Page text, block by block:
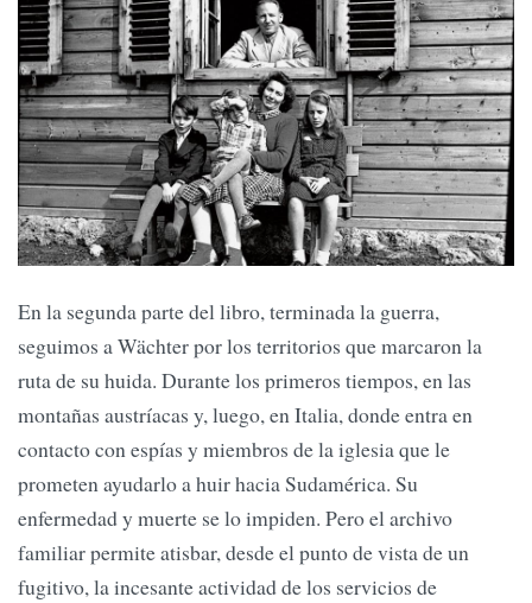
En la segunda parte del libro, terminada la guerra,
seguimos a Wächter por los territorios que marcaron la
ruta de su huida. Durante los primeros tiempos, en las
montañas austríacas y, luego, en Italia, donde entra en
contacto con espías y miembros de la iglesia que le
prometen ayudarlo a huir hacia Sudamérica. Su
enfermedad y muerte se lo impiden. Pero el archivo
familiar permite atisbar, desde el punto de vista de un
fugitivo, la incesante actividad de los servicios de